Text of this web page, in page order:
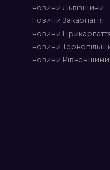
новини Львівщини
новини Закарпаття
новини
новини
новини Рівненщини